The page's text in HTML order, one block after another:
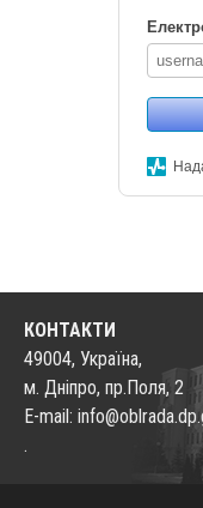
КОНТАКТИ
49004, Україна,
м. Дніпро, пр.Поля, 2
E-mail:
.